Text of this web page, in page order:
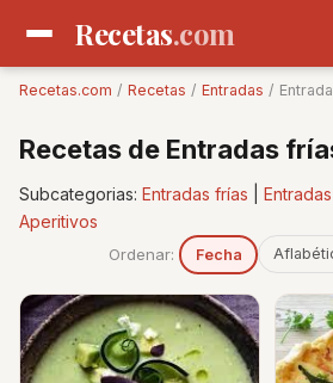
Recetas.com
Recetas.com / Recetas / Entradas /
Recetas de Entradas
Subcategorias: Entradas frías
Aperitivos
Ordenar: Fecha